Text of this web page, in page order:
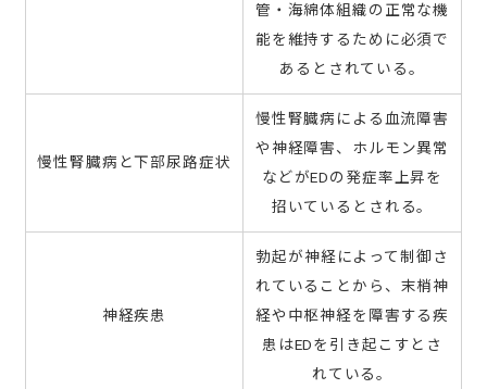
管・海綿体組織の正常な機
能を維持するために必須で
あるとされている。
慢性腎臓病と下部尿路症状
慢性腎臓病による血流障害
や神経障害、ホルモン異常
などがEDの発症率上昇を
招いているとされる。
神経疾患
勃起が神経によって制御さ
れていることから、末梢神
経や中枢神経を障害する疾
患はEDを引き起こすとさ
れている。